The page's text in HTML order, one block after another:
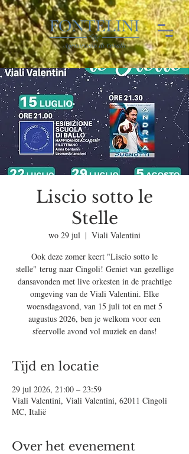
Liscio sotto le
Stelle
wo 29 jul
  |
Viali Valentini
Ook deze zomer keert "Liscio sotto le
stelle" terug naar Cingoli! Geniet van gezellige
dansavonden met live orkesten in de prachtige
omgeving van de Viali Valentini. Elke
woensdagavond, van 15 juli tot en met 5
augustus 2026, ben je welkom voor een
sfeervolle avond vol muziek en dans!
Tijd en locatie
29 jul 2026, 21:00 – 23:59
Viali Valentini, Viali Valentini, 62011 Cingoli
MC, Italië
Over het evenement